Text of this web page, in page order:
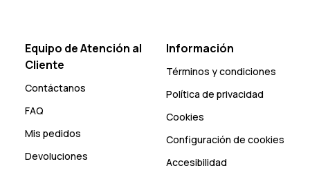
Equipo de Atención al
Cliente
Contáctanos
FAQ
Mis pedidos
Devoluciones
Información
Términos y condiciones
Política de privacidad
Cookies
Configuración de cookies
Accesibilidad